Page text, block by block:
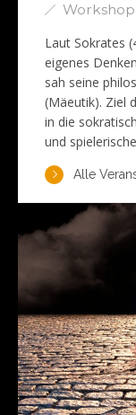
Laut Sokrates
eigenes
sah seine
(Mäeutik). Ziel
in die
und spielerische
Alle